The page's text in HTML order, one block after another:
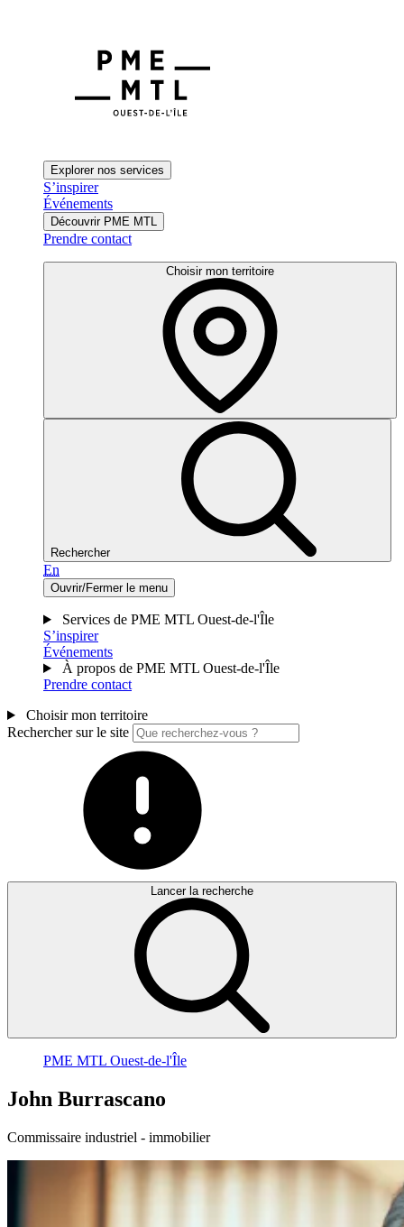
Explorer nos services
S’inspirer
Événements
Découvrir PME MTL
Prendre contact
Choisir mon territoire
Rechercher
En
Ouvrir/Fermer le menu
Services de PME MTL Ouest-de-l'Île
S’inspirer
Événements
À propos de PME MTL Ouest-de-l'Île
Prendre contact
Choisir mon territoire
Rechercher sur le site
Lancer la recherche
PME MTL Ouest-de-l'Île
John Burrascano
Commissaire industriel - immobilier